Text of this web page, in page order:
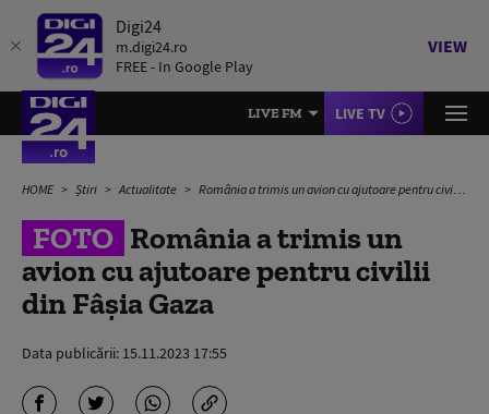
Digi24
m.digi24.ro
FREE - In Google Play
VIEW
LIVE FM LIVE TV
HOME Știri Actualitate România a trimis un avion cu ajutoare pentru civilii din Fâșia Gaza
FOTO România a trimis un
avion cu ajutoare pentru civilii
din Fâșia Gaza
Data publicării: 15.11.2023 17:55